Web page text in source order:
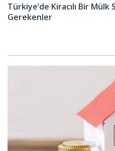
Türkiye’de Kiracılı Bir
Gerekenler